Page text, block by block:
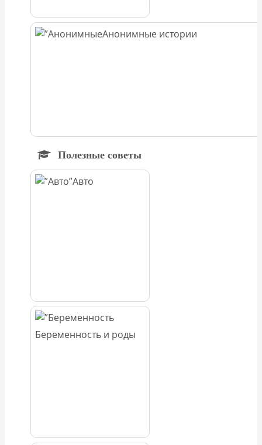
Анонимные истории
Полезные советы
Авто
Беременность и роды